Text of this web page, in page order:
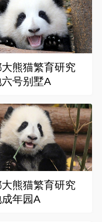
熊猫繁育研究
号别墅A
熊猫繁育研究
年园A